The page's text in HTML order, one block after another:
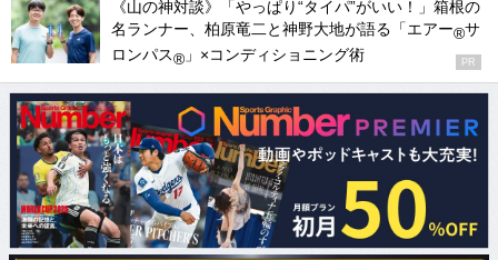
《山の神対談》「やっぱり“タイパ”がいい！」箱根の
名ランナー、柏原竜二と神野大地が語る「エアー®サ
ロンパス® 」×コンディショニング術 PR